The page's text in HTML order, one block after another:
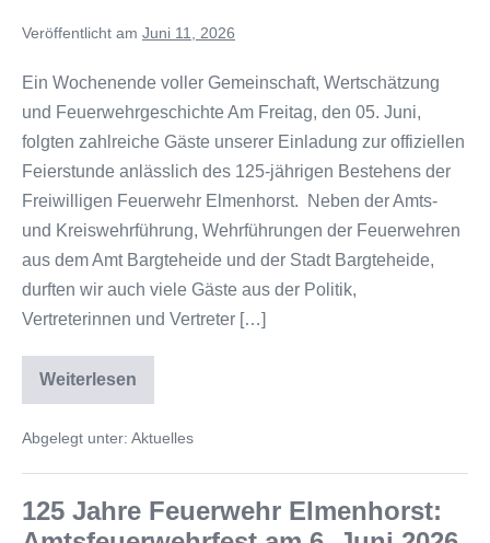
Veröffentlicht am Juni 11, 2026
Ein Wochenende voller Gemeinschaft, Wertschätzung
und Feuerwehrgeschichte Am Freitag, den 05. Juni,
folgten zahlreiche Gäste unserer Einladung zur offiziellen
Feierstunde anlässlich des 125-jährigen Bestehens der
Freiwilligen Feuerwehr Elmenhorst. Neben der Amts-
und Kreiswehrführung, Wehrführungen der Feuerwehren
aus dem Amt Bargteheide und der Stadt Bargteheide,
durften wir auch viele Gäste aus der Politik,
Vertreterinnen und Vertreter […]
Weiterlesen
Abgelegt unter: Aktuelles
125 Jahre Feuerwehr Elmenhorst: